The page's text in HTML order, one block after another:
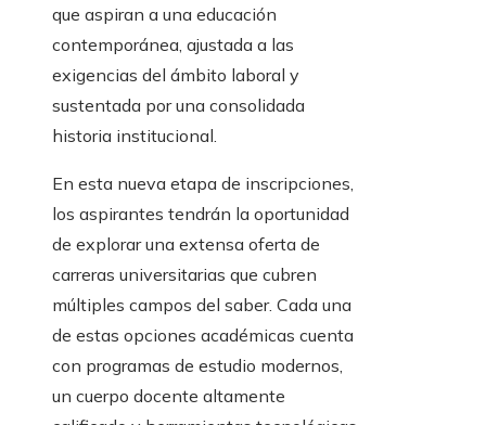
que aspiran a una educación
contemporánea, ajustada a las
exigencias del ámbito laboral y
sustentada por una consolidada
historia institucional.
En esta nueva etapa de inscripciones,
los aspirantes tendrán la oportunidad
de explorar una extensa oferta de
carreras universitarias que cubren
múltiples campos del saber. Cada una
de estas opciones académicas cuenta
con programas de estudio modernos,
un cuerpo docente altamente